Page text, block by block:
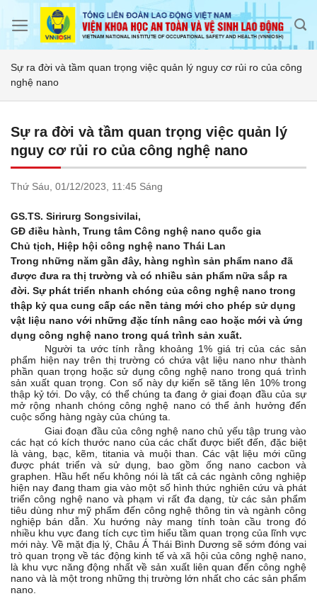
Sự ra đời và tầm quan trọng việc quản lý nguy cơ rủi ro của công
nghệ nano
Sự ra đời và tầm quan trọng việc quản lý
nguy cơ rủi ro của công nghệ nano
Thứ Sáu, 01/12/2023, 11:45 Sáng
GS.TS. Sirirurg Songsivilai,
GĐ điều hành, Trung tâm Công nghệ nano quốc gia
Chủ tịch, Hiệp hội công nghệ nano Thái Lan
Trong những năm gần đây, hàng nghìn sản phẩm nano đã
được đưa ra thị trường và có nhiều sản phẩm nữa sắp ra
đời. Sự phát triển nhanh chóng của công nghệ nano trong
thập kỷ qua cung cấp các nền tảng mới cho phép sử dụng
vật liệu nano với những đặc tính nâng cao hoặc mới và ứng
dụng công nghệ nano trong quá trình sản xuất.
Người ta ước tính rằng khoảng 1% giá trị của các sản
phẩm hiện nay trên thị trường có chứa vật liệu nano như thành
phần quan trọng hoặc sử dụng công nghệ nano trong quá trình
sản xuất quan trọng. Con số này dự kiến sẽ tăng lên 10% trong
thập kỷ tới. Do vậy, có thể chúng ta đang ở giai đoạn đầu của sự
mở rộng nhanh chóng công nghệ nano có thể ảnh hưởng đến
cuộc sống hàng ngày của chúng ta.
Giai đoạn đầu của công nghệ nano chủ yếu tập trung vào
các hạt có kích thước nano của các chất được biết đến, đặc biệt
là vàng, bạc, kẽm, titania và muội than. Các vật liệu mới cũng
được phát triển và sử dụng, bao gồm ống nano cacbon và
graphen. Hầu hết nếu không nói là tất cả các ngành công nghiệp
hiện nay đang tham gia vào một số hình thức nghiên cứu và phát
triển công nghệ nano và phạm vi rất đa dạng, từ các sản phẩm
tiêu dùng như mỹ phẩm đến công nghệ thông tin và ngành công
nghiệp bán dẫn. Xu hướng này mang tính toàn cầu trong đó
nhiều khu vực đang tích cực tìm hiểu tầm quan trọng của lĩnh vực
mới này. Về mặt địa lý, Châu Á Thái Bình Dương sẽ sớm đóng vai
trò quan trọng về tác động kinh tế và xã hội của công nghệ nano,
là khu vực năng động nhất về sản xuất liên quan đến công nghệ
nano và là một trong những thị trường lớn nhất cho các sản phẩm
nano.